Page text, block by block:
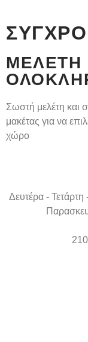
ΜΕΛΈΤΗ
Σωστή μελέτη και
μακέτας για να
χώρο
Δευτέρα -